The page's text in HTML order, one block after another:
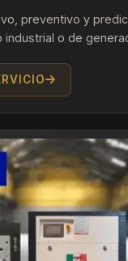
preventivo y
industrial o de